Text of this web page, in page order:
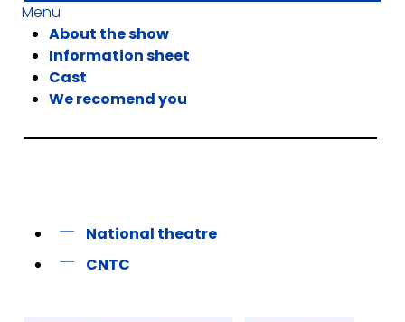
Menu
About the show
Information sheet
Cast
We recomend you
National theatre
CNTC